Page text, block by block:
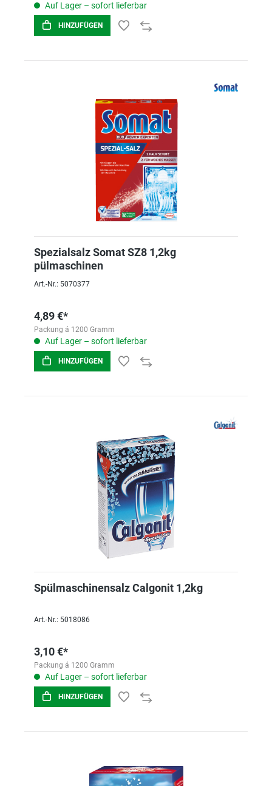
Auf Lager – sofort lieferbar
HINZUFÜGEN
Spezialsalz Somat SZ8 1,2kg
pülmaschinen
Art.-Nr.: 5070377
4,89 €*
Packung á 1200 Gramm
Auf Lager – sofort lieferbar
HINZUFÜGEN
Spülmaschinensalz Calgonit 1,2kg
Art.-Nr.: 5018086
3,10 €*
Packung á 1200 Gramm
Auf Lager – sofort lieferbar
HINZUFÜGEN